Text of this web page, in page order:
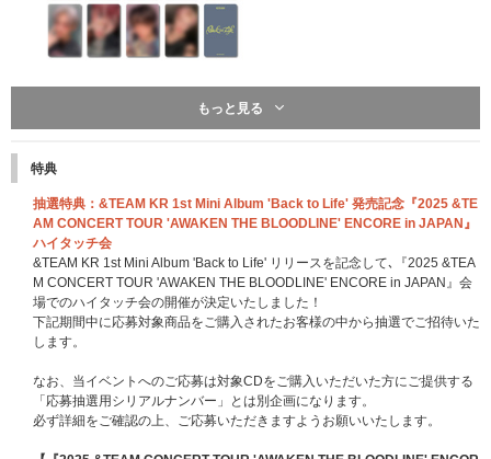
先着特典：応募抽選用シリアルナンバー
入につき「応募抽選用シリアルナンバー」を1つ差し上げます。
※3形態セット購入の場合は「応募抽選用シリアルナンバー」を3点、9形態
セットの場合は9点、12形態セットの場合は12点差し上げます。
※「応募抽選用シリアルナンバー」は商品と同梱してお送りいたします｡CD
(商品)本体には封入されておりませんのでご注意ください｡
※「応募抽選用シリアルナンバー」は先着です。無くなり次第予告なく配布
終了になります。
■応募期間
2025年10月28日(火)11:00～2026年1月13日(火)10:59まで(全4回)
もっと見る
特典
抽選特典：&TEAM KR 1st Mini Album 'Back to Life' 発売記念『2025 &TE
AM CONCERT TOUR 'AWAKEN THE BLOODLINE' ENCORE in JAPAN』
ハイタッチ会
&TEAM KR 1st Mini Album 'Back to Life' リリースを記念して､『2025 &TEA
M CONCERT TOUR 'AWAKEN THE BLOODLINE' ENCORE in JAPAN』会
場でのハイタッチ会の開催が決定いたしました！
下記期間中に応募対象商品をご購入されたお客様の中から抽選でご招待いた
します。
なお、当イベントへのご応募は対象CDをご購入いただいた方にご提供する
「応募抽選用シリアルナンバー」とは別企画になります。
必ず詳細をご確認の上、ご応募いただきますようお願いいたします。